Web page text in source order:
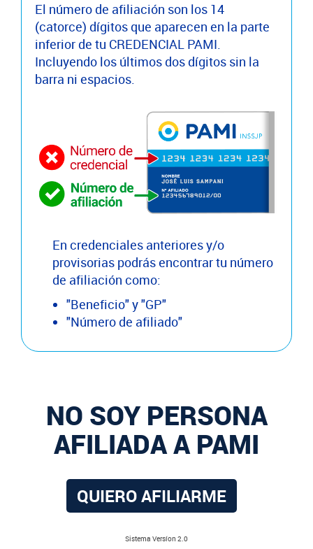
El número de afiliación son los 14
(catorce) dígitos que aparecen en la parte
inferior de tu CREDENCIAL PAMI.
Incluyendo los últimos dos dígitos sin la
barra ni espacios.
En credenciales anteriores y/o
provisorias podrás encontrar tu número
de afiliación como:
"Beneficio" y "GP"
"Número de afiliado"
NO SOY PERSONA
AFILIADA A PAMI
QUIERO AFILIARME
Sistema Versíon 2.0